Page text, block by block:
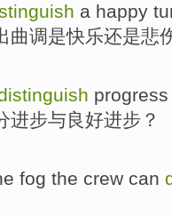
a happy
曲调是快乐还是悲
progress
进步与良好进步？
fog the crew can